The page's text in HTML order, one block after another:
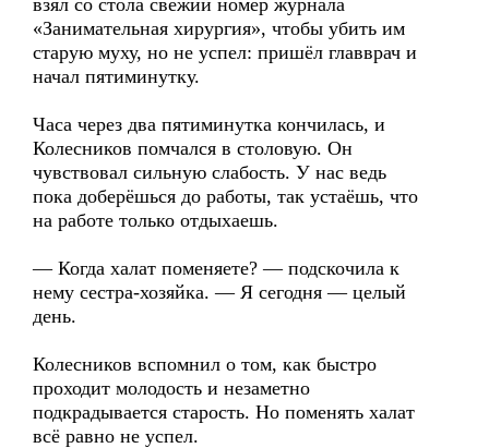
взял со стола свежий номер журнала
«Занимательная хирургия», чтобы убить им
старую муху, но не успел: пришёл главврач и
начал пятиминутку.
Часа через два пятиминутка кончилась, и
Колесников помчался в столовую. Он
чувствовал сильную слабость. У нас ведь
пока доберёшься до работы, так устаёшь, что
на работе только отдыхаешь.
— Когда халат поменяете? — подскочила к
нему сестра-хозяйка. — Я сегодня — целый
день.
Колесников вспомнил о том, как быстро
проходит молодость и незаметно
подкрадывается старость. Но поменять халат
всё равно не успел.